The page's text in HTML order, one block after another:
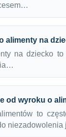
alimenty na
na dziecko
od wyroku o
to